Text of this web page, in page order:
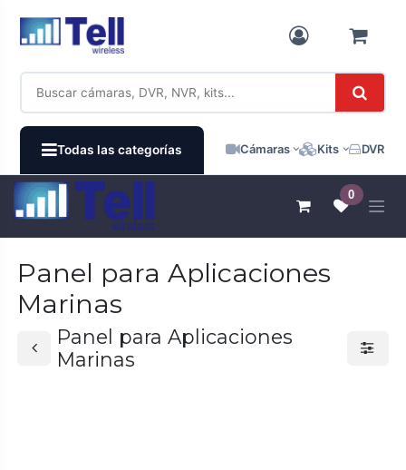
Todas las categorías Cámaras Kits DVR /
0
Panel para Aplicaciones
Marinas
Panel para Aplicaciones
Marinas